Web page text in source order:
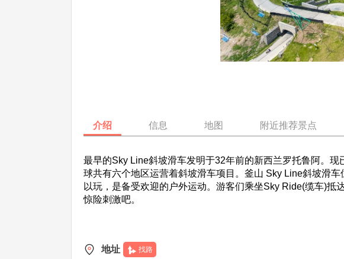
介绍 信息 地图 附近推荐景点
最早的Sky Line斜坡滑车发明于32年前的新西兰罗托鲁阿。
球共有六个地区运营着斜坡滑车项目。釜山 Sky Line斜坡滑
以玩，是备受欢迎的户外运动。游客们乘坐Sky Ride(缆车)
惊险刺激吧。
地址 找路